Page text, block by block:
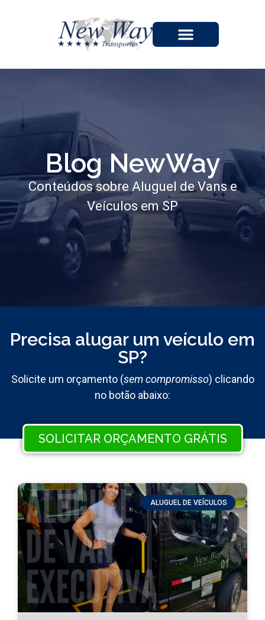
Blog NewWay
Conteúdos sobre Aluguel de Vans e
Veículos em SP
Precisa alugar um veículo em
SP?
Solicite um orçamento (sem compromisso) clicando
no botão abaixo:
SOLICITAR ORÇAMENTO GRÁTIS
ALUGUEL DE VEÍCULOS